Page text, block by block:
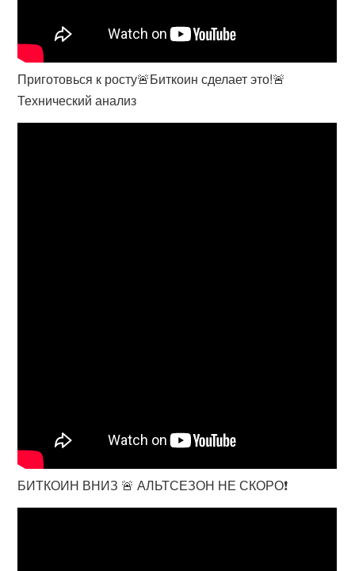
Приготовься к росту🚨Биткоин сделает это!🚨
Технический анализ
БИТКОИН ВНИЗ 🚨 АЛЬТСЕЗОН НЕ СКОРО❗️